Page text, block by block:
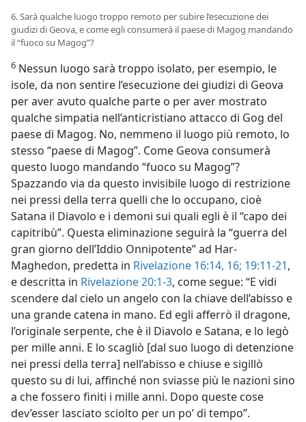
6. Sarà qualche luogo troppo remoto per subire l’esecuzione dei
giudizi di Geova, e come egli consumerà il paese di Magog mandando
il “fuoco su Magog”?
6 Nessun luogo sarà troppo isolato, per esempio, le
isole, da non sentire l’esecuzione dei giudizi di Geova
per aver avuto qualche parte o per aver mostrato
qualche simpatia nell’anticristiano attacco di Gog del
paese di Magog. No, nemmeno il luogo più remoto, lo
stesso “paese di Magog”. Come Geova consumerà
questo luogo mandando “fuoco su Magog”?
Spazzando via da questo invisibile luogo di restrizione
nei pressi della terra quelli che lo occupano, cioè
Satana il Diavolo e i demoni sui quali egli è il “capo dei
capitribù”. Questa eliminazione seguirà la “guerra del
gran giorno dell’Iddio Onnipotente” ad Har-
Maghedon, predetta in Rivelazione 16:14, 16; 19:11-21,
e descritta in Rivelazione 20:1-3, come segue: “E vidi
scendere dal cielo un angelo con la chiave dell’abisso e
una grande catena in mano. Ed egli afferrò il dragone,
l’originale serpente, che è il Diavolo e Satana, e lo legò
per mille anni. E lo scagliò [dal suo luogo di detenzione
nei pressi della terra] nell’abisso e chiuse e sigillò
questo su di lui, affinché non sviasse più le nazioni sino
a che fossero finiti i mille anni. Dopo queste cose
dev’esser lasciato sciolto per un po’ di tempo”.